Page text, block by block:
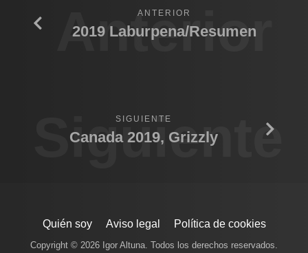
Anterior
ANTERIOR
2019 Laburpena/Resumen
Siguiente
SIGUIENTE
Canada 2019, Grizzly
Quién soy Aviso legal Política de cookies
Copyright © 2026 Igor Altuna. Todos los derechos reservados.